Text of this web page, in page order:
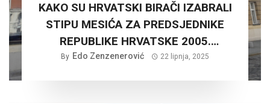
KAKO SU HRVATSKI BIRAČI IZABRALI
STIPU MESIĆA ZA PREDSJEDNIKE
REPUBLIKE HRVATSKE 2005.
GODINE?
By Edo Zenzenerović 22 lipnja, 2025